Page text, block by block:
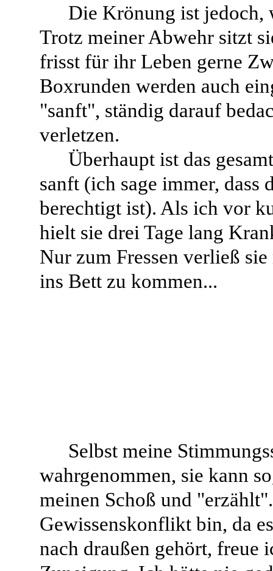
Die Krönung ist jedoch,
Trotz meiner Abwehr sitzt
frisst für ihr Leben gerne
Boxrunden werden auch
"sanft", ständig darauf
verletzen.
Überhaupt ist das
sanft (ich sage immer, dass
berechtigt ist). Als ich vor
hielt sie drei Tage lang
Nur zum Fressen verließ
ins Bett zu kommen...
Selbst meine
wahrgenommen, sie kann
meinen Schoß und
Gewissenskonflikt bin, da
nach draußen gehört, freue